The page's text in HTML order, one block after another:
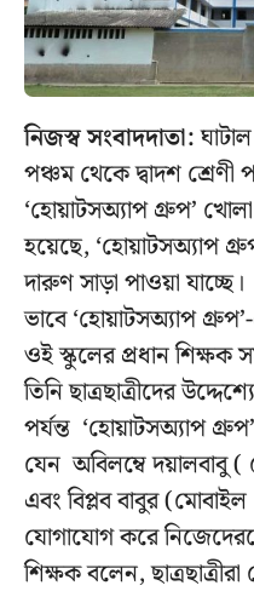
নিজস্ব সংবাদদাতা:
পঞ্চম থেকে দ্বাদশ
‘হোয়াটসঅ্যাপ গ্রুপ’
হয়েছে, ‘হোয়াটসঅ্যাপ
দারুণ সাড়া পাওয়া
ভাবে ‘হোয়াটসঅ্যাপ
ওই স্কুলের প্রধান শিক্ষক
তিনি ছাত্রছাত্রীদের
পর্যন্ত ‘হোয়াটসঅ্যাপ
যেন অবিলম্বে
এবং বিপ্লব বাবুর
যোগাযোগ করে
শিক্ষক বলেন,